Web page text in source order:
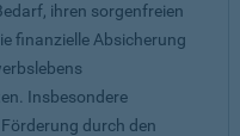
ihren sorgenfreien
finanzielle Absicherung
Insbesondere
durch den